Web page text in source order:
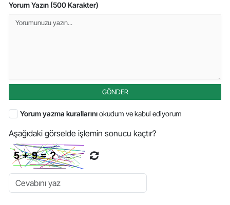
Yorum Yazın (500 Karakter)
GÖNDER
Yorum yazma kurallarınıokudum ve kabul ediyorum
Aşağıdaki görselde işlemin sonucu kaçtır?